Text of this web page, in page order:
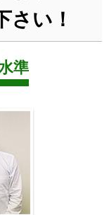
さい！
準